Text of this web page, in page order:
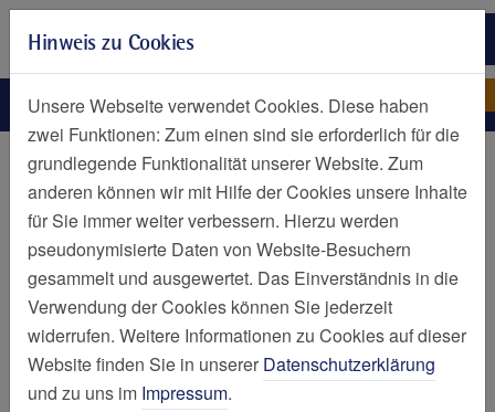
Zur Hauptnavigation springen
Zum Seiteninhalt springen
Zum Seitenende springen
Einrichtungen
Einrichtungen
Startseite
Krankenhäuser
Elisabeth-Krankenhaus, Essen (Huttrop)
Fachklinik Kamillushaus, Essen (Heidhausen)
Hinweis zu Cookies
Unsere Webseite verwendet Cookies. Diese haben
zwei Funktionen: Zum einen sind sie erforderlich für die
grundlegende Funktionalität unserer Website. Zum
anderen können wir mit Hilfe der Cookies unsere Inhalte
für Sie immer weiter verbessern. Hierzu werden
pseudonymisierte Daten von Website-Besuchern
gesammelt und ausgewertet. Das Einverständnis in die
Verwendung der Cookies können Sie jederzeit
widerrufen. Weitere Informationen zu Cookies auf dieser
Website finden Sie in unserer Datenschutzerklärung
und zu uns im Impressum.